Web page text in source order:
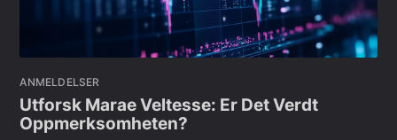
ANMELDELSER
Utforsk Marae Veltesse: Er Det Verdt
Oppmerksomheten?